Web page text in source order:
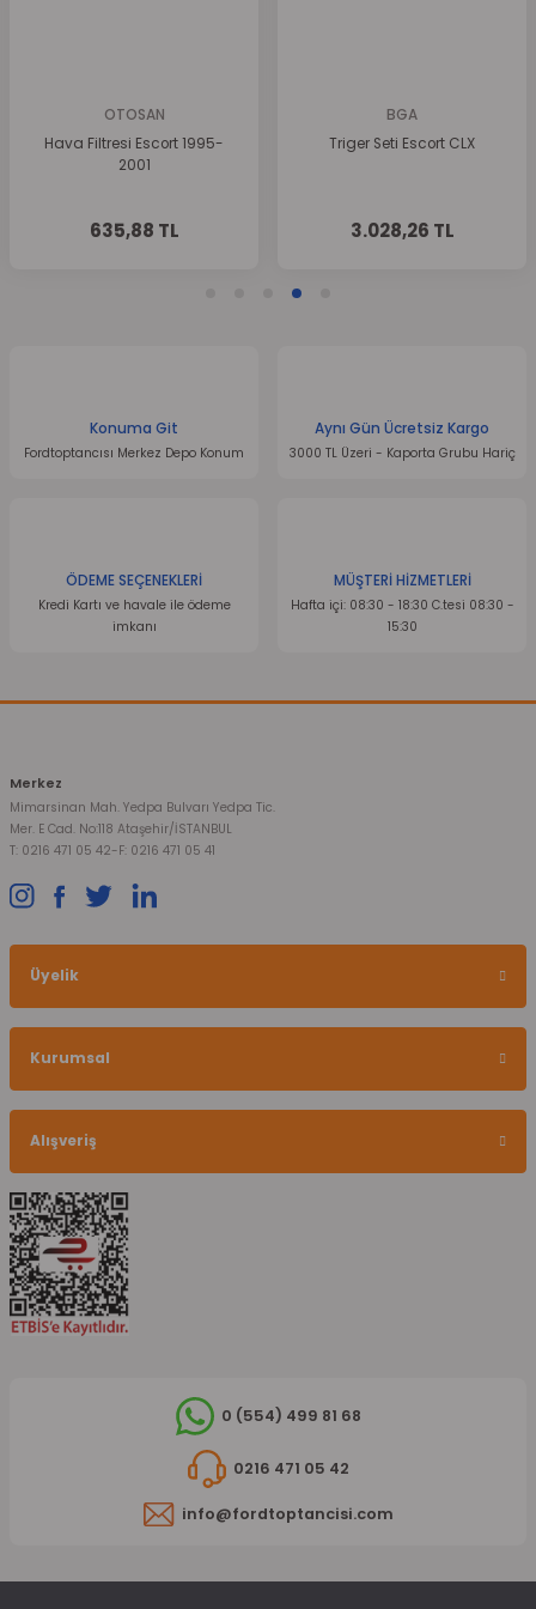
OTOSAN
Hava Filtresi Escort 1995-
635,88 TL
Triger Seti Escort CLX
3.028,26 TL
Konuma Git
Fordtoptancısı Merkez Depo Konum
Aynı Gün Ücretsiz Kargo
3000 TL Üzeri - Kaporta Grubu Hariç
ÖDEME SEÇENEKLERİ
Kredi Kartı ve havale ile ödeme
imkanı
MÜŞTERİ HİZMETLERİ
Hafta içi: 08:30 - 18:30 C.tesi 08:30 -
15:30
Merkez
Mimarsinan Mah. Yedpa Bulvarı Yedpa Tic.
Mer. E Cad. No:118 Ataşehir/İSTANBUL
T: 0216 471 05 42-F: 0216 471 05 41
Üyelik
Kurumsal
Alışveriş
0 (554) 499 81 68
0216 471 05 42
info@fordtoptancisi.com